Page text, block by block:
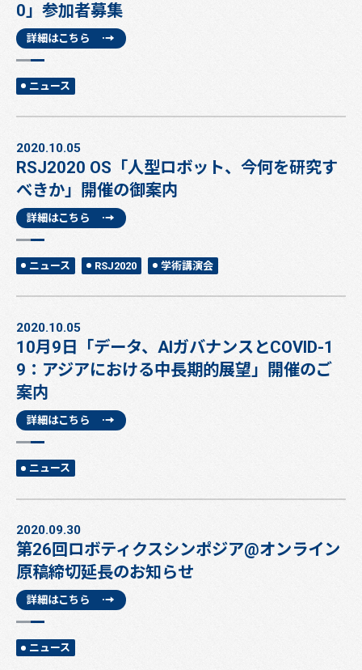
0」参加者募集
詳細はこちら
ニュース
2020.10.05
RSJ2020 OS「人型ロボット、今何を研究す
べきか」開催の御案内
詳細はこちら
ニュース RSJ2020 学術講演会
2020.10.05
10月9日「データ、AIガバナンスとCOVID-1
9：アジアにおける中長期的展望」開催のご
案内
詳細はこちら
ニュース
2020.09.30
第26回ロボティクスシンポジア@オンライン
原稿締切延長のお知らせ
詳細はこちら
ニュース